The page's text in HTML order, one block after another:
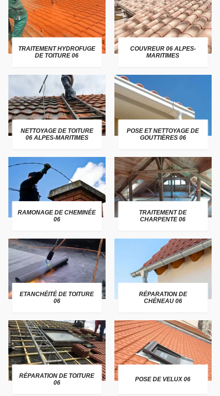
TRAITEMENT HYDROFUGE
DE TOITURE 06
COUVREUR 06 ALPES-
MARITIMES
NETTOYAGE DE TOITURE
06 ALPES-MARITIMES
POSE ET NETTOYAGE DE
GOUTTIÈRES 06
RAMONAGE DE CHEMINÉE
06
TRAITEMENT DE
CHARPENTE 06
ETANCHÉITÉ DE TOITURE
06
RÉPARATION DE
CHÉNEAU 06
RÉPARATION DE TOITURE
06
POSE DE VELUX 06